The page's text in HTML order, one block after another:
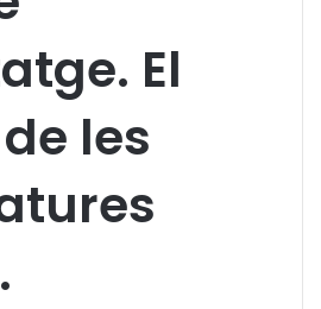
El
les